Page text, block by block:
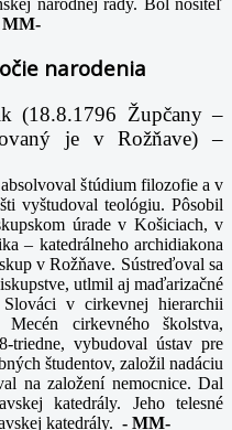
MM-
narodenia
(18.8.1796 Župčany –
je v Rožňave) –
štúdium filozofie a v
vyštudoval teológiu. Pôsobil
úrade v Košiciach, v
– katedrálneho archidiakona
v Rožňave. Sústreďoval sa
utlmil aj maďarizačné
v cirkevnej hierarchii
Mecén cirkevného školstva,
triedne, vybudoval ústav pre
študentov, založil nadáciu
na založení nemocnice. Dal
katedrály. Jeho telesné
katedrály. - MM-